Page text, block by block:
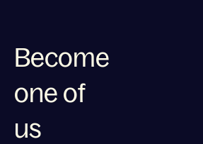
Become
one of
us